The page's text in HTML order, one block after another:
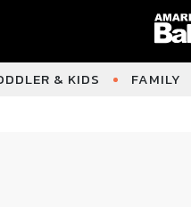
& KIDS FAMILY